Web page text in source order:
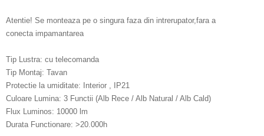
Atentie! Se monteaza pe o singura faza din intrerupator,fara a
conecta impamantarea
Tip Lustra: cu telecomanda
Tip Montaj: Tavan
Protectie la umiditate: Interior , IP21
Culoare Lumina: 3 Functii (Alb Rece / Alb Natural / Alb Cald)
Flux Luminos: 10000 lm
Durata Functionare: >20.000h